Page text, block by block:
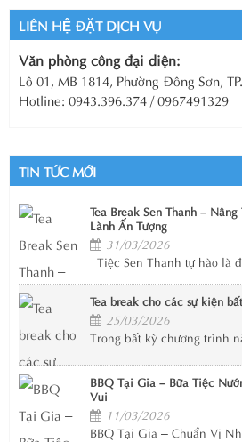
LIÊN HỆ ĐẶT DỊCH VỤ
Văn phòng công đại diện:
Lô 01, MB 1814, Phường Đông Sơn,
Hotline: 0943.396.374 / 0967491329
TIN TỨC MỚI
Tea Break Sen Thanh –
Lành Ấn Tượng
31/03/2026
Tiệc Sen Thanh tự hào là
Tea break cho các sự kiện
25/03/2026
Trong bất kỳ chương trình
BBQ Tại Gia – Bữa Tiệc
Vui
11/03/2026
BBQ Tại Gia – Chuẩn Vị